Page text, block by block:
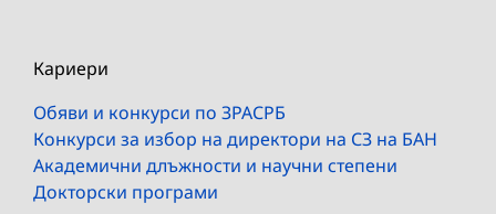
Кариери
Обяви и конкурси по ЗРАСРБ
Конкурси за избор на директори на СЗ на БАН
Академични длъжности и научни степени
Докторски програми